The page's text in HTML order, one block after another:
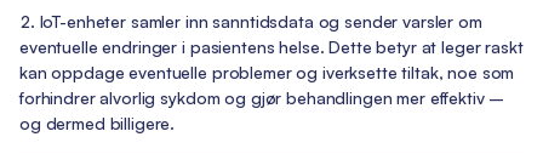
IoT-enheter samler inn sanntidsdata og sender varsler om
eventuelle endringer i pasientens helse. Dette betyr at leger raskt
kan oppdage eventuelle problemer og iverksette tiltak, noe som
forhindrer alvorlig sykdom og gjør behandlingen mer effektiv –
og dermed billigere.